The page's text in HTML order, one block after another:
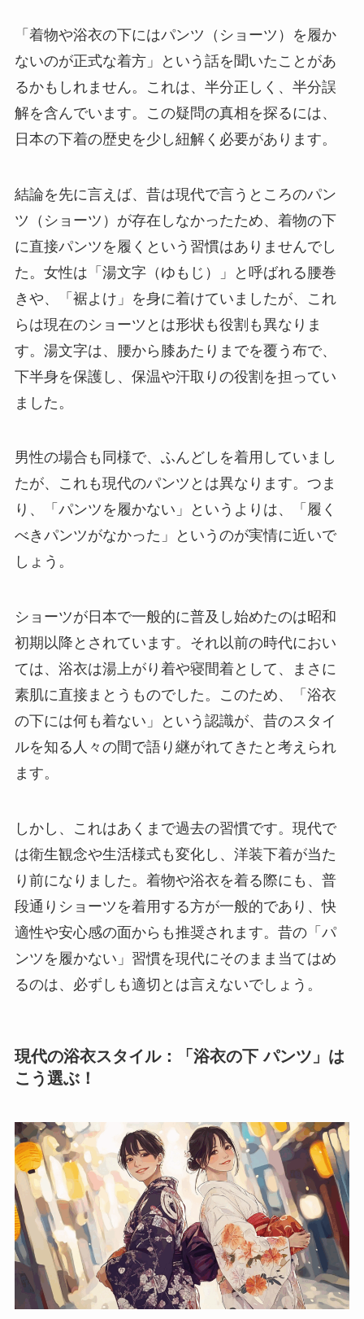
「着物や浴衣の下にはパンツ（ショーツ）を履か
ないのが正式な着方」という話を聞いたことがあ
るかもしれません。これは、半分正しく、半分誤
解を含んでいます。この疑問の真相を探るには、
日本の下着の歴史を少し紐解く必要があります。
結論を先に言えば、昔は現代で言うところのパン
ツ（ショーツ）が存在しなかったため、着物の下
に直接パンツを履くという習慣はありませんでし
た。女性は「湯文字（ゆもじ）」と呼ばれる腰巻
きや、「裾よけ」を身に着けていましたが、これ
らは現在のショーツとは形状も役割も異なりま
す。湯文字は、腰から膝あたりまでを覆う布で、
下半身を保護し、保温や汗取りの役割を担ってい
ました。
男性の場合も同様で、ふんどしを着用していまし
たが、これも現代のパンツとは異なります。つま
り、「パンツを履かない」というよりは、「履く
べきパンツがなかった」というのが実情に近いで
しょう。
ショーツが日本で一般的に普及し始めたのは昭和
初期以降とされています。それ以前の時代におい
ては、浴衣は湯上がり着や寝間着として、まさに
素肌に直接まとうものでした。このため、「浴衣
の下には何も着ない」という認識が、昔のスタイ
ルを知る人々の間で語り継がれてきたと考えられ
ます。
しかし、これはあくまで過去の習慣です。現代で
は衛生観念や生活様式も変化し、洋装下着が当た
り前になりました。着物や浴衣を着る際にも、普
段通りショーツを着用する方が一般的であり、快
適性や安心感の面からも推奨されます。昔の「パ
ンツを履かない」習慣を現代にそのまま当てはめ
るのは、必ずしも適切とは言えないでしょう。
現代の浴衣スタイル：「浴衣の下 パンツ」は
こう選ぶ！